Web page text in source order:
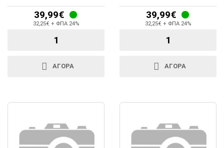
39,99€
32,25€ + ΦΠΑ 24%
ΑΓΟΡΑ
39,99€
32,25€ + ΦΠΑ 24%
ΑΓΟΡΑ